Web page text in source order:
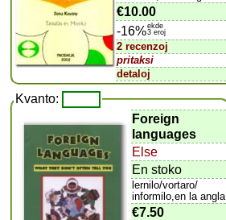
€10.00
-16%ekde
3 eroj
2 recenzoj
pritaksi
detaloj
Kvanto:
Foreign
languages
Else
En stoko
lernilo/vortaro/
informilo,en la angla
€7.50